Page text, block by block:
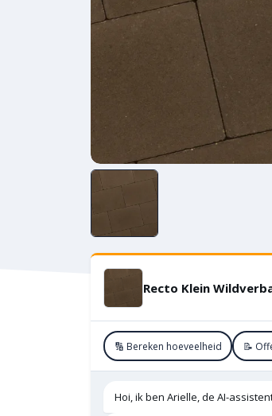
Recto Klein
🔢 Bereken hoeveelheid 📝
Hoi, ik ben Arielle, de AI-